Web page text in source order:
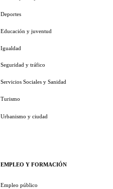
Deportes
Educación y juventud
Igualdad
Seguridad y tráfico
Servicios Sociales y Sanidad
Turismo
Urbanismo y ciudad
EMPLEO Y FORMACIÓN
Empleo público